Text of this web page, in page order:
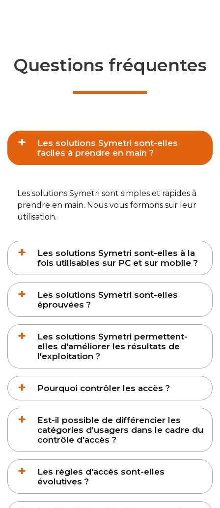
Questions fréquentes
Les solutions Symetri sont-elles
faciles à prendre en main ?
Les solutions Symetri sont simples et rapides à
prendre en main. Nous vous formons sur leur
utilisation.
Les solutions Symetri sont-elles à la
fois utilisables sur PC et sur mobile ?
Les solutions Symetri sont-elles
éprouvées ?
Les solutions Symetri permettent-
elles d'améliorer les résultats de
l'exploitation ?
Pourquoi contrôler les accès ?
Est-il possible de différencier les
catégories d'usagers dans le cadre du
contrôle d'accès ?
Les règles d'accès sont-elles
évolutives ?